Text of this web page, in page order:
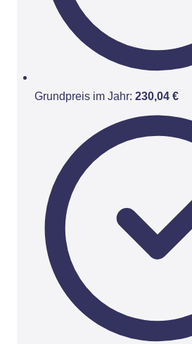
Grundpreis im Jahr: 230,04 €